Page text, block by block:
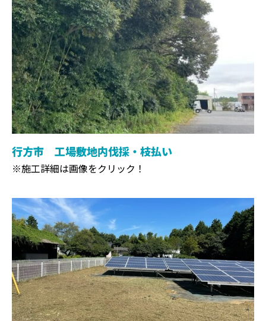
行方市 工場敷地内伐採・枝払い
※施工詳細は画像をクリック！